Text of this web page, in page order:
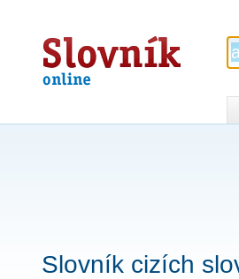
Slovník
online
Slovník cizích